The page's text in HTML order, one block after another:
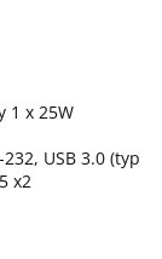
1 x 25W
USB 3.0 (typ
x2